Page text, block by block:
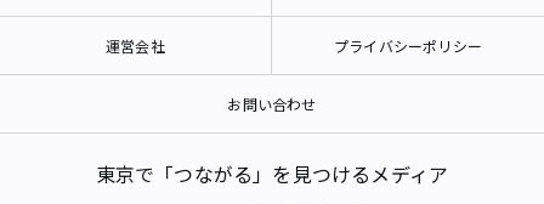
運営会社 プライバシーポリシー
お問い合わせ
東京で「つながる」を見つけるメディア